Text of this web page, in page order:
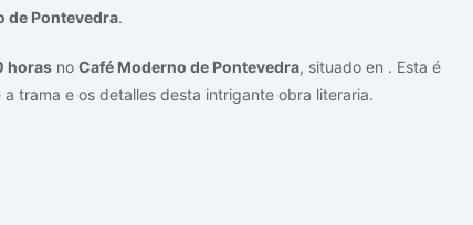
de Pontevedra.
horas no Café Moderno de Pontevedra, situado en . Esta é
trama e os detalles desta intrigante obra literaria.